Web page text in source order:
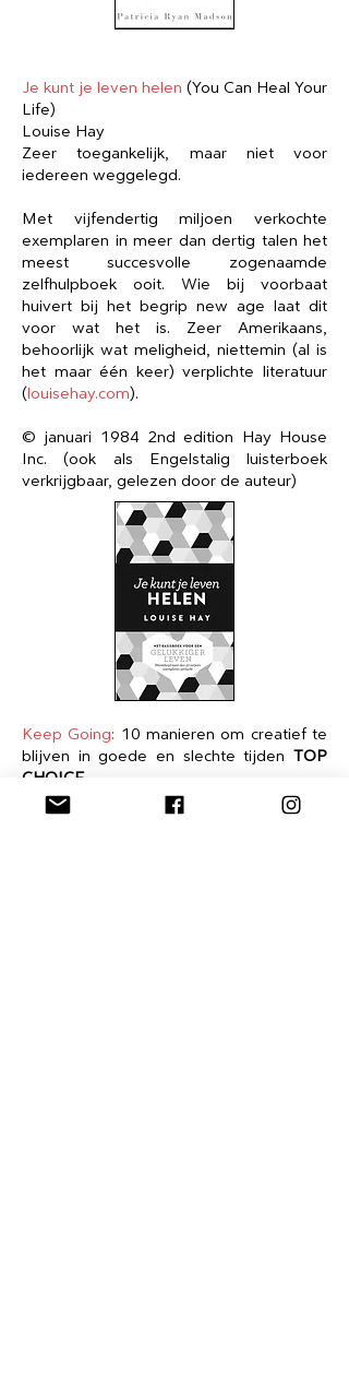
Je kunt je leven helen (You Can Heal Your
Life)
Louise Hay
Zeer toegankelijk​, maar niet voor
iedereen weggelegd.
Met vijfendertig miljoen verkochte
exemplaren in meer dan dertig talen het
meest succesvolle zogenaamde
zelfhulpboek ooit. Wie bij voorbaat
huivert bij het begrip new age laat dit
voor wat het is. Zeer Amerikaans,
behoorlijk wat meligheid, niettemin (al is
het maar één keer) verplichte literatuur
(louisehay.com).
© januari 1984 2nd edition Hay House
Inc. (ook als Engelstalig luisterboek
verkrijgbaar, gelezen door de auteur)
Keep Going: 10 manieren om creatief te
blijven in goede en slechte tijden TOP
CHOICE
Austin Kleon
Zeer toegankelijk​.